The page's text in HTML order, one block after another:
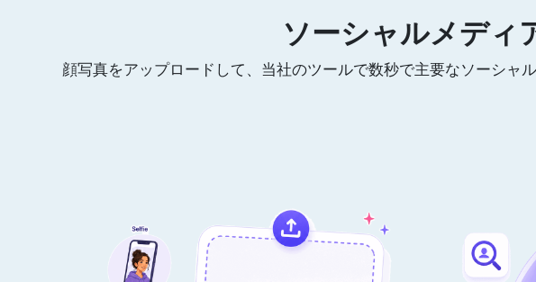
ソーシャルメディ
顔写真をアップロードして、当社のツールで数秒で主要なソーシ